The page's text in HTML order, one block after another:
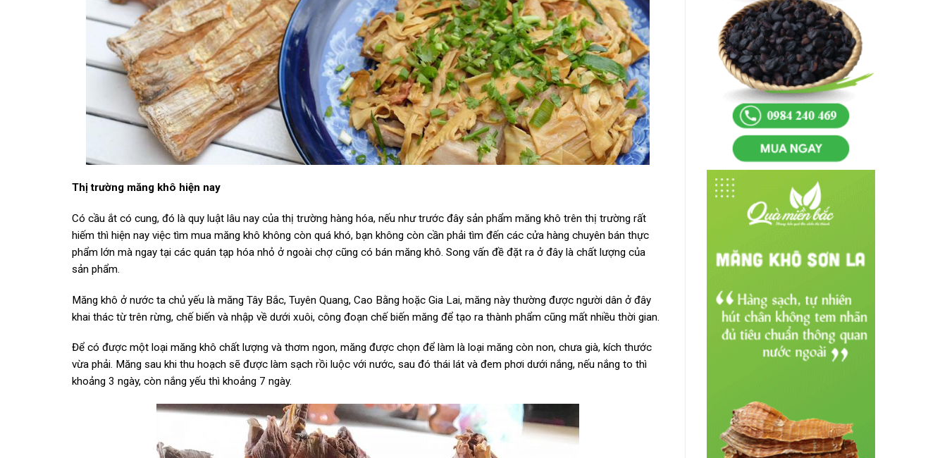
Thị trường măng khô hiện nay
Có cầu ắt có cung, đó là quy luật lâu nay của thị trường hàng hóa, nếu như trước đây sản phẩm măng khô trên thị trường rất
hiếm thì hiện nay việc tìm mua măng khô không còn quá khó, bạn không còn cần phải tìm đến các cửa hàng chuyên bán thực
phẩm lớn mà ngay tại các quán tạp hóa nhỏ ở ngoài chợ cũng có bán măng khô. Song vấn đề đặt ra ở đây là chất lượng của
sản phẩm.
Măng khô ở nước ta chủ yếu là măng Tây Bắc, Tuyên Quang, Cao Bằng hoặc Gia Lai, măng này thường được người dân ở đây
khai thác từ trên rừng, chế biến và nhập về dưới xuôi, công đoạn chế biến măng để tạo ra thành phẩm cũng mất nhiều thời gian.
Để có được một loại măng khô chất lượng và thơm ngon, măng được chọn để làm là loại măng còn non, chưa già, kích thước
vừa phải. Măng sau khi thu hoạch sẽ được làm sạch rồi luộc với nước, sau đó thái lát và đem phơi dưới nắng, nếu nắng to thì
khoảng 3 ngày, còn nắng yếu thì khoảng 7 ngày.